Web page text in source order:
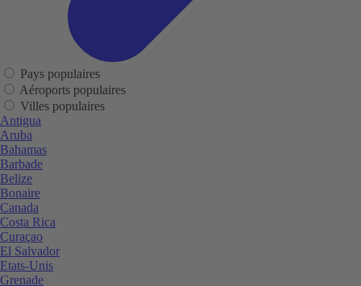
Pays populaires
Aéroports populaires
Villes populaires
Antigua
Aruba
Bahamas
Barbade
Belize
Bonaire
Canada
Costa Rica
Curaçao
El Salvador
Etats-Unis
Grenade